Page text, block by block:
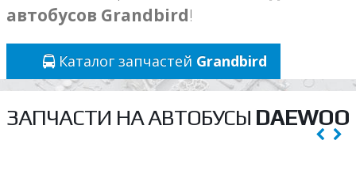
автобусов Grandbird!
Каталог запчастей Grandbird
ЗАПЧАСТИ НА АВТОБУСЫ DAEWOO